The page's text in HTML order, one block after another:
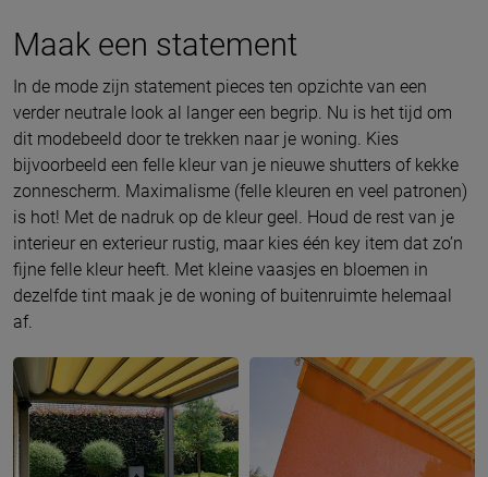
Maak een statement
In de mode zijn statement pieces ten opzichte van een
verder neutrale look al langer een begrip. Nu is het tijd om
dit modebeeld door te trekken naar je woning. Kies
bijvoorbeeld een felle kleur van je nieuwe shutters of kekke
zonnescherm. Maximalisme (felle kleuren en veel patronen)
is hot! Met de nadruk op de kleur geel. Houd de rest van je
interieur en exterieur rustig, maar kies één key item dat zo’n
fijne felle kleur heeft. Met kleine vaasjes en bloemen in
dezelfde tint maak je de woning of buitenruimte helemaal
af.